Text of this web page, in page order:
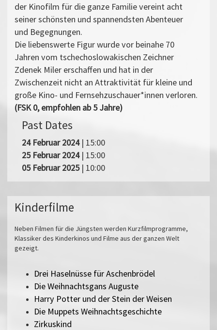
der Kinofilm für die ganze Familie vereint acht
seiner schönsten und spannendsten Abenteuer
und Begegnungen.
Die liebenswerte Figur wurde vor beinahe 70
Jahren vom tschechoslowakischen Zeichner
Zdenek Miler erschaffen und hat in der
Zwischenzeit nicht an Attraktivität für kleine und
große Kino- und Fernsehzuschauer*innen verloren.
(FSK 0, empfohlen ab 5 Jahre)
Past Dates
24 Februar 2024| 15:00
25 Februar 2024| 15:00
05 Februar 2025| 10:00
Kinderfilme
Neben Filmen für die Jüngsten werden Kurzfilmprogramme,
Klassiker des Kinderkinos und Filme aus der ganzen Welt
gezeigt.
Drei Haselnüsse für Aschenbrödel
Die Weihnachtsgans Auguste
Harry Potter und der Stein der Weisen
Die Muppets Weihnachtsgeschichte
Zirkuskind